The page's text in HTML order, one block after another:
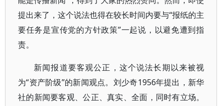
提出来了，这个说法也得在较长时间内要与“报纸的主
要任务是宣传党的方针政策”一起说，以避免遭到指
责。
新闻报道要客观公正，这个说法长期以来被视
为“资产阶级”的新闻观点。刘少奇1956年提出，新华
社的新闻要客观、公正、真实、全面，同时有立场。